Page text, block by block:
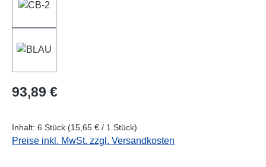
Regulärer Preis:
93,89 €
Inhalt: 6 Stück (15,65 € / 1 Stück)
Preise inkl. MwSt. zzgl. Versandkosten